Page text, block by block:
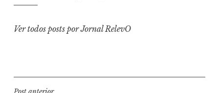
Ver todos posts por Jornal RelevO